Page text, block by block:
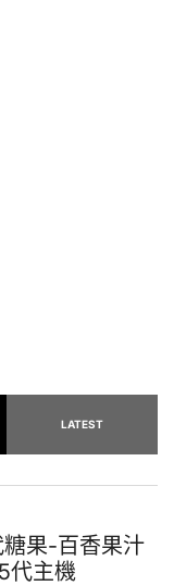
LATEST
果-百香果汁
代主機